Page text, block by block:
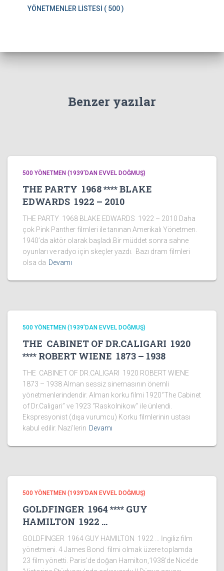
YÖNETMENLER LİSTESİ ( 500 )
Benzer yazılar
500 YÖNETMEN (1939’DAN EVVEL DOĞMUŞ)
THE PARTY 1968 **** BLAKE
EDWARDS 1922 – 2010
THE PARTY 1968 BLAKE EDWARDS 1922 – 2010 Daha
çok Pink Panther filmleri ile tanınan Amerikalı Yönetmen.
1940’da aktör olarak başladı.Bir müddet sonra sahne
oyunları ve radyo için skeçler yazdı. Bazı dram filmleri
olsa da Devamı
500 YÖNETMEN (1939’DAN EVVEL DOĞMUŞ)
THE CABINET OF DR.CALIGARI 1920
**** ROBERT WIENE 1873 – 1938
THE CABINET OF DR.CALIGARI 1920 ROBERT WIENE
1873 – 1938 Alman sessiz sinemasının önemli
yönetmenlerindendir. Alman korku filmi 1920‘’The Cabinet
of Dr.Caligari’’ ve 1923 ‘’Raskolnikow’’ ile ünlendi.
Ekspresyonist (dışa vurumcu) Korku filmlerinin ustası
kabul edilir. Nazi’lerin Devamı
500 YÖNETMEN (1939’DAN EVVEL DOĞMUŞ)
GOLDFINGER 1964 **** GUY
HAMILTON 1922 …
GOLDFINGER 1964 GUY HAMILTON 1922 … İngiliz film
yönetmeni. 4 James Bond filmi olmak üzere toplamda
23 film yönetti. Paris’de doğan Hamilton,1938’de Nice’de